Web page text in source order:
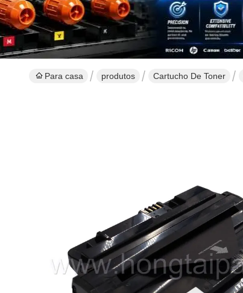
Para casa produtos Cartucho De Toner